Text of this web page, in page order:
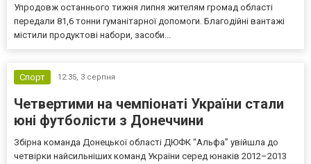
Упродовж останнього тижня липня жителям громад області
передали 81,6 тонни гуманітарної допомоги. Благодійні вантажі
містили продуктові набори, засоби...
Спорт 12:35, 3 серпня
Четвертими на чемпіонаті України стали
юні футболісти з Донеччини
Збірна команда Донецької області ДЮФК “Альфа” увійшла до
четвірки найсильніших команд України серед юнаків 2012–2013